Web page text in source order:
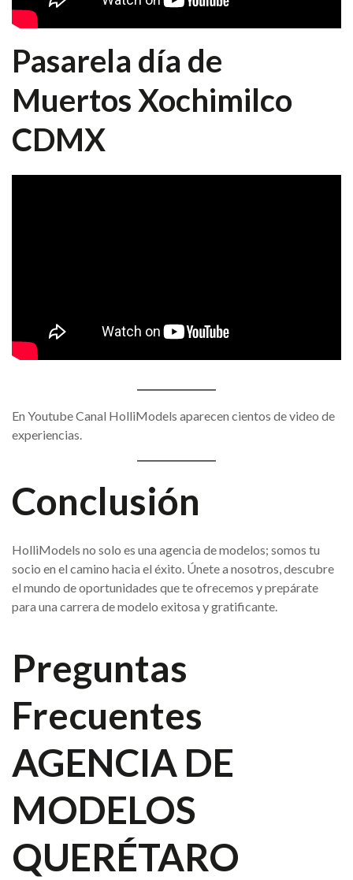
Pasarela día de
Muertos Xochimilco
CDMX
En Youtube Canal HolliModels aparecen cientos de video de
experiencias.
Conclusión
HolliModels no solo es una agencia de modelos; somos tu
socio en el camino hacia el éxito. Únete a nosotros, descubre
el mundo de oportunidades que te ofrecemos y prepárate
para una carrera de modelo exitosa y gratificante.
Preguntas
Frecuentes
AGENCIA DE
MODELOS
QUERÉTARO